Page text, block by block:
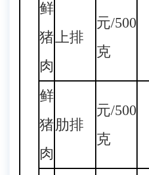
鲜
猪
肉
上排
元/500
克
鲜
猪
肉
肋排
元/500
克